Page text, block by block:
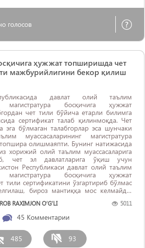
голосов
ҳужжат топширишда чет
мажбурийлигини бекор қилиш
давлат олий таълим
магистратура босқичига ҳужжат
чет тили бўйича етарли билимга
сертификат талаб қилинмоқда. Чет
эга бўлмаган талабгорлар эса шунчаки
муассасаларининг магистратура
олишмаяпти. Бунинг натижасида
хорижий олий таълим муассасаларига
чет эл давлатларига ўқиш учун
Республикаси давлат олий таълим
магистратура босқичига ҳужжат
сертификатини ўзгартириб бўлмас
бироз мантиққа мос келмайди.
эга ...
RAXIMJON O‘G‘LI 5011
45 Комментарии
485 93